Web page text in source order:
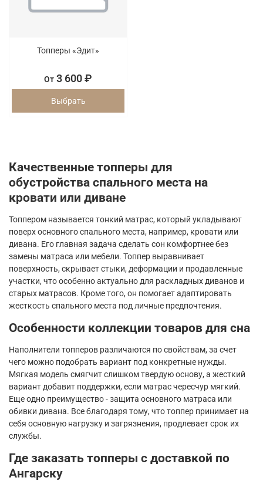
Топперы «Эдит»
От 3 600 ₽
Выбрать
Качественные топперы для
обустройства спального места на
кровати или диване
Топпером называется тонкий матрас, который укладывают
поверх основного спального места, например, кровати или
дивана. Его главная задача сделать сон комфортнее без
замены матраса или мебели. Топпер выравнивает
поверхность, скрывает стыки, деформации и продавленные
участки, что особенно актуально для раскладных диванов и
старых матрасов. Кроме того, он помогает адаптировать
жесткость спального места под личные предпочтения.
Особенности коллекции товаров для сна
Наполнители топперов различаются по свойствам, за счет
чего можно подобрать вариант под конкретные нужды.
Мягкая модель смягчит слишком твердую основу, а жесткий
вариант добавит поддержки, если матрас чересчур мягкий.
Еще одно преимущество - защита основного матраса или
обивки дивана. Все благодаря тому, что топпер принимает на
себя основную нагрузку и загрязнения, продлевает срок их
службы.
Где заказать топперы с доставкой по
Ангарску